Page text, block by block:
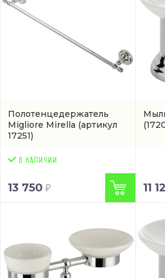
Полотенцедержатель
Migliore Mirella (артикул
17251)
13 750 11